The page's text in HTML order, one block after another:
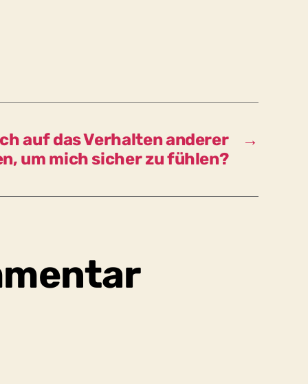
und
Solidarität?
→
auf das Verhalten anderer
um mich sicher zu fühlen?